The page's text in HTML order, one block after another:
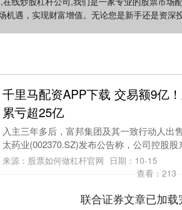
机遇，实现财富增值。无论您是新手还是资
千里马配资APP下载 交易额9亿
累亏超25亿
入主三年多后，富邦集团及其一致行动人出
太药业(002370.SZ)发布公告称，公司控股
来源：股票如何做杠杆官网 日期：10-15
查看： 213
联合证券文章已加载